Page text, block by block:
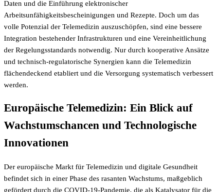
Daten und die Einführung elektronischer
Arbeitsunfähigkeitsbescheinigungen und Rezepte. Doch um das
volle Potenzial der Telemedizin auszuschöpfen, sind eine bessere
Integration bestehender Infrastrukturen und eine Vereinheitlichung
der Regelungsstandards notwendig. Nur durch kooperative Ansätze
und technisch-regulatorische Synergien kann die Telemedizin
flächendeckend etabliert und die Versorgung systematisch verbessert
werden.
Europäische Telemedizin: Ein Blick auf
Wachstumschancen und Technologische
Innovationen
Der europäische Markt für Telemedizin und digitale Gesundheit
befindet sich in einer Phase des rasanten Wachstums, maßgeblich
gefördert durch die COVID-19-Pandemie, die als Katalysator für die